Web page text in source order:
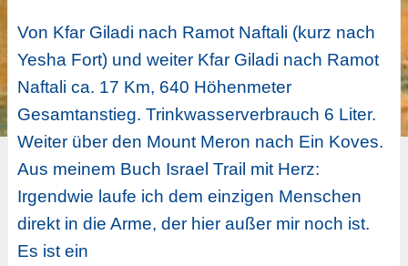
Von Kfar Giladi nach Ramot Naftali (kurz nach
Yesha Fort) und weiter Kfar Giladi nach Ramot
Naftali ca. 17 Km, 640 Höhenmeter
Gesamtanstieg. Trinkwasserverbrauch 6 Liter.
Weiter über den Mount Meron nach Ein Koves.
Aus meinem Buch Israel Trail mit Herz:
Irgendwie laufe ich dem einzigen Menschen
direkt in die Arme, der hier außer mir noch ist.
Es ist ein